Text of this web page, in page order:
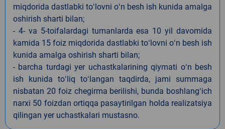
miqdorida dastlabki toʻlovni oʻn besh ish kunida amalga
oshirish sharti bilan;
- 4- va 5-toifalardagi tumanlarda esa 10 yil davomida
kamida 15 foiz miqdorida dastlabki toʻlovni oʻn besh ish
kunida amalga oshirish sharti bilan;
- barcha turdagi yer uchastkalarining qiymati oʻn besh
ish kunida toʻliq toʻlangan taqdirda, jami summaga
nisbatan 20 foiz chegirma berilishi, bunda boshlangʻich
narxi 50 foizdan ortiqqa pasaytirilgan holda realizatsiya
qilingan yer uchastkalari mustasno.